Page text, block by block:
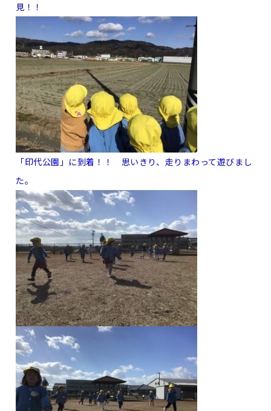
見！！
「印代公園」に到着！！ 思いきり、走りまわって遊びまし
た。